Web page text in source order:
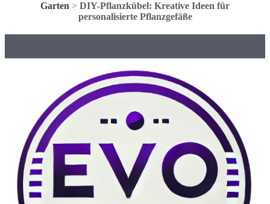
Garten > DIY-Pflanzkübel: Kreative Ideen für
personalisierte Pflanzgefäße